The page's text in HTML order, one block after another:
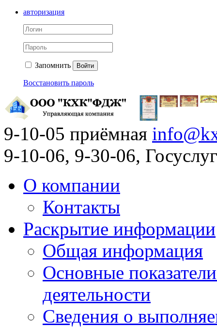
авторизация
Запомнить Войти
Восстановить пароль
9-10-05 приёмная
9-10-06, 9-30-06,
О компании
Контакты
Раскрытие информации
Общая информация
Основные
деятельности
Сведения о